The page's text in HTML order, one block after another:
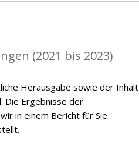
(2021 bis 2023)
Herausgabe sowie der Inhalt
Die Ergebnisse der
in einem Bericht für Sie